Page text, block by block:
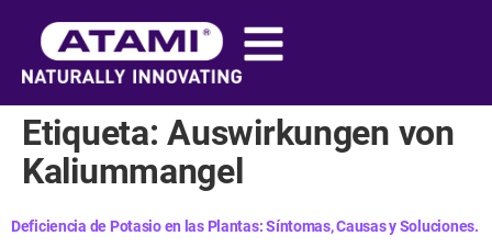
Etiqueta:Auswirkungen von
Kaliummangel
Deficiencia de Potasio en las Plantas: Síntomas, Causas y Soluciones.